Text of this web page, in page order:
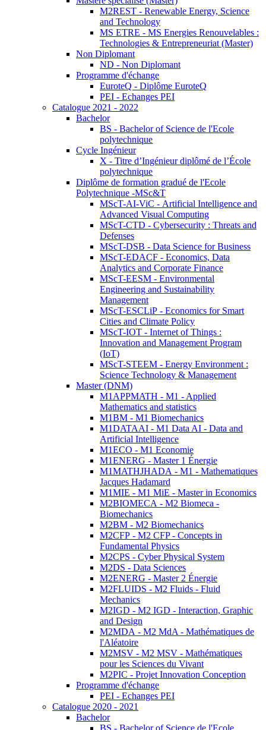
M2REST - Renewable Energy, Science
and Technology
MS ETRE - MS Energies Renouvelables :
Technologies & Entrepreneuriat (Master)
Non Diplomant
ND - Non Diplomant
Programme d'échange
EuroteQ - Diplôme EuroteQ
PEI - Echanges PEI
Catalogue 2021 - 2022
Bachelor
BS - Bachelor of Science de l'Ecole
polytechnique
Cycle Ingénieur
X - Titre d’Ingénieur diplômé de l’École
polytechnique
Diplôme de formation gradué de l'Ecole
Polytechnique -MSc&T
MScT-AI-ViC - Artificial Intelligence and
Advanced Visual Computing
MScT-CTD - Cybersecurity : Threats and
Defenses
MScT-DSB - Data Science for Business
MScT-EDACF - Economics, Data
Analytics and Corporate Finance
MScT-EESM - Environmental
Engineering and Sustainability
Management
MScT-ESCLiP - Economics for Smart
Cities and Climate Policy
MScT-IOT - Internet of Things :
Innovation and Management Program
(IoT)
MScT-STEEM - Energy Environment :
Science Technology & Management
Master (DNM)
M1APPMATH - M1 - Applied
Mathematics and statistics
M1BM - M1 Biomechanics
M1DATAAI - M1 Data AI - Data and
Artificial Intelligence
M1ECO - M1 Economie
M1ENERG - Master 1 Énergie
M1MATHJHADA - M1 - Mathematiques
Jacques Hadamard
M1MIE - M1 MiE - Master in Economics
M2BIOMECA - M2 Biomeca -
Biomechanics
M2BM - M2 Biomechanics
M2CFP - M2 CFP - Concepts in
Fundamental Physics
M2CPS - Cyber Physical System
M2DS - Data Sciences
M2ENERG - Master 2 Énergie
M2FLUIDS - M2 Fluids - Fluid
Mechanics
M2IGD - M2 IGD - Interaction, Graphic
and Design
M2MDA - M2 MdA - Mathématiques de
l'Aléatoire
M2MSV - M2 MSV - Mathématiques
pour les Sciences du Vivant
M2PIC - Projet Innovation Conception
Programme d'échange
PEI - Echanges PEI
Catalogue 2020 - 2021
Bachelor
BS - Bachelor of Science de l'Ecole